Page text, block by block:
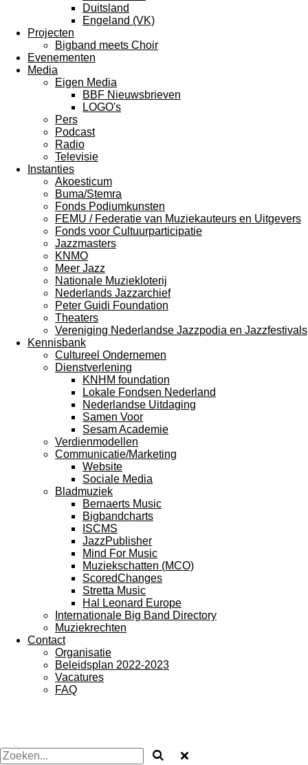
Duitsland
Engeland (VK)
Projecten
Bigband meets Choir
Evenementen
Media
Eigen Media
BBF Nieuwsbrieven
LOGO's
Pers
Podcast
Radio
Televisie
Instanties
Akoesticum
Buma/Stemra
Fonds Podiumkunsten
FEMU / Federatie van Muziekauteurs en Uitgevers
Fonds voor Cultuurparticipatie
Jazzmasters
KNMO
Meer Jazz
Nationale Muziekloterij
Nederlands Jazzarchief
Peter Guidi Foundation
Theaters
Vereniging Nederlandse Jazzpodia en Jazzfestivals
Kennisbank
Cultureel Ondernemen
Dienstverlening
KNHM foundation
Lokale Fondsen Nederland
Nederlandse Uitdaging
Samen Voor
Sesam Academie
Verdienmodellen
Communicatie/Marketing
Website
Sociale Media
Bladmuziek
Bernaerts Music
Bigbandcharts
ISCMS
JazzPublisher
Mind For Music
Muziekschatten (MCO)
ScoredChanges
Stretta Music
Hal Leonard Europe
Internationale Big Band Directory
Muziekrechten
Contact
Organisatie
Beleidsplan 2022-2023
Vacatures
FAQ